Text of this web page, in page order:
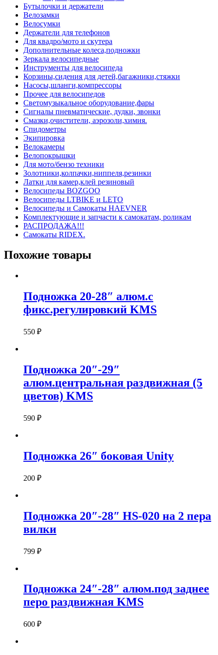
Бутылочки и держатели
Велозамки
Велосумки
Держатели для телефонов
Для квадро/мото и скутера
Дополнительные колеса,подножки
Зеркала велосипедные
Инструменты для велосипеда
Корзины,сидения для детей,багажники,стяжки
Насосы,шланги,компрессоры
Прочее для велосипедов
Светомузыкальное оборудование,фары
Сигналы пневматические, дудки, звонки
Смазки,очистители, аэрозоли,химия.
Спидометры
Экипировка
Велокамеры
Велопокрышки
Для мото/бензо техники
Золотники,колпачки,ниппеля,резинки
Латки для камер,клей резиновый
Велосипеды BOZGOO
Велосипеды LTBIKE и LETO
Велосипеды и Самокаты HAEVNER
Комплектующие и запчасти к самокатам, роликам
РАСПРОДАЖА!!!
Самокаты RIDEX.
Похожие товары
Подножка 20-28″ алюм.с
фикс.регулировкий KMS
550 ₽
Подножка 20″-29″
алюм.центральная раздвижная (5
цветов) KMS
590 ₽
Подножка 26″ боковая Unity
200 ₽
Подножка 20″-28″ HS-020 на 2 пера
вилки
799 ₽
Подножка 24″-28″ алюм.под заднее
перо раздвижная KMS
600 ₽